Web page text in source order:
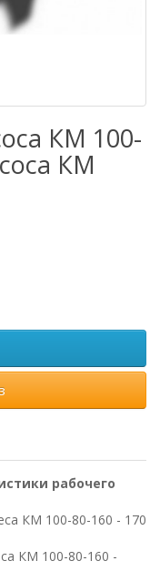
КМ 100-
КМ
рабочего
КМ 100-80-160 - 170
КМ 100-80-160 -